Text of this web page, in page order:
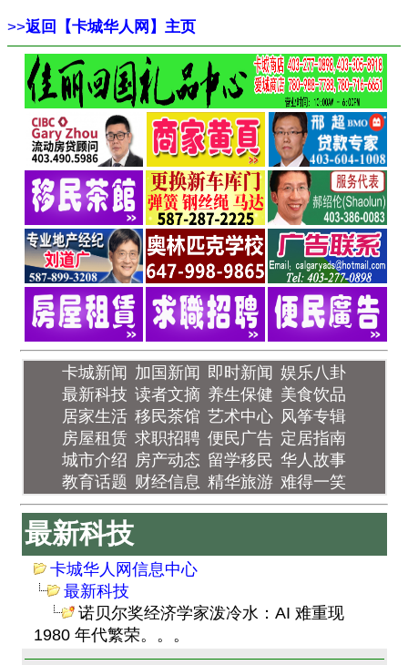
>>返回【卡城华人网】主页
卡城新闻 加国新闻 即时新闻 娱乐八卦
最新科技 读者文摘 养生保健 美食饮品
居家生活 移民茶馆 艺术中心 风筝专辑
房屋租赁 求职招聘 便民广告 定居指南
城市介绍 房产动态 留学移民 华人故事
教育话题 财经信息 精华旅游 难得一笑
最新科技
卡城华人网信息中心
最新科技
诺贝尔奖经济学家泼冷水：AI 难重现
1980 年代繁荣。。。